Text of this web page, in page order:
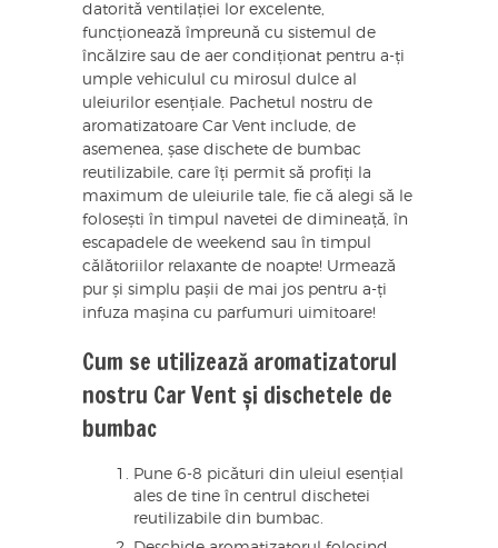
datorită ventilației lor excelente,
funcționează împreună cu sistemul de
încălzire sau de aer condiționat pentru a-ți
umple vehiculul cu mirosul dulce al
uleiurilor esențiale. Pachetul nostru de
aromatizatoare Car Vent include, de
asemenea, șase dischete de bumbac
reutilizabile, care îți permit să profiți la
maximum de uleiurile tale, fie că alegi să le
folosești în timpul navetei de dimineață, în
escapadele de weekend sau în timpul
călătoriilor relaxante de noapte! Urmează
pur și simplu pașii de mai jos pentru a-ți
infuza mașina cu parfumuri uimitoare!
Cum se utilizează aromatizatorul
nostru Car Vent și dischetele de
bumbac
Pune 6-8 picături din uleiul esențial
ales de tine în centrul dischetei
reutilizabile din bumbac.